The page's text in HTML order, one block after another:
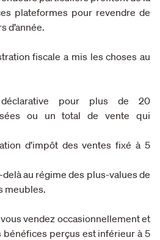
plateformes pour revendre de
d’année.
fiscale a mis les choses au
pour plus de 20
ou un total de vente qui
d’impôt des ventes fixé à 5
au régime des plus-values de
meubles.
vendez occasionnellement et
perçus est inférieur à 5